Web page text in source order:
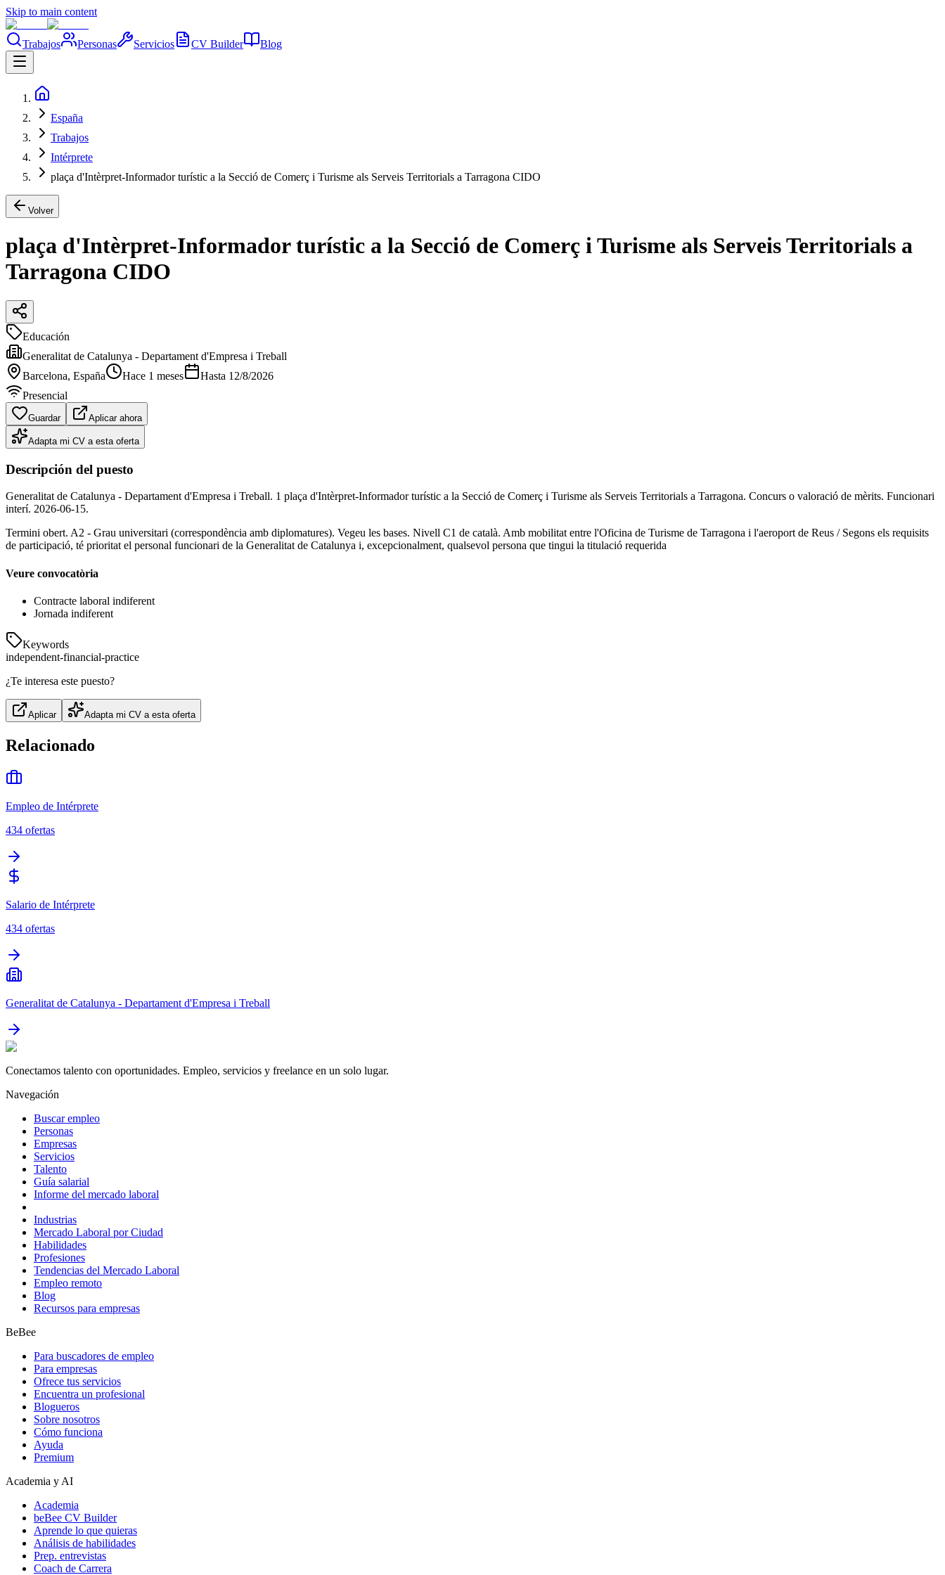
Skip to main content
Trabajos Personas Servicios CV Builder Blog
España
Trabajos
Intérprete
plaça d'Intèrpret-Informador turístic a la Secció de Comerç i Turisme als Serveis Territorials a Tarragona CIDO
Volver
plaça d'Intèrpret-Informador turístic a la Secció de Comerç i Turisme als Serveis Territorials a
Tarragona CIDO
Educación
Generalitat de Catalunya - Departament d'Empresa i Treball
Barcelona, España Hace 1 meses Hasta 12/8/2026
Presencial
Guardar Aplicar ahora
Adapta mi CV a esta oferta
Descripción del puesto
Generalitat de Catalunya - Departament d'Empresa i Treball. 1 plaça d'Intèrpret-Informador turístic a la Secció de Comerç i Turisme als Serveis Territorials a Tarragona. Concurs o valoració de mèrits. Funcionari
interí. 2026-06-15.
Termini obert. A2 - Grau universitari (correspondència amb diplomatures). Vegeu les bases. Nivell C1 de català. Amb mobilitat entre l'Oficina de Turisme de Tarragona i l'aeroport de Reus / Segons els requisits
de participació, té prioritat el personal funcionari de la Generalitat de Catalunya i, excepcionalment, qualsevol persona que tingui la titulació requerida
Veure convocatòria
Contracte laboral indiferent
Jornada indiferent
Keywords
independent-financial-practice
¿Te interesa este puesto?
Aplicar Adapta mi CV a esta oferta
Relacionado
Empleo de Intérprete
434 ofertas
Salario de Intérprete
434 ofertas
Generalitat de Catalunya - Departament d'Empresa i Treball
Conectamos talento con oportunidades. Empleo, servicios y freelance en un solo lugar.
Navegación
Buscar empleo
Personas
Empresas
Servicios
Talento
Guía salarial
Informe del mercado laboral
Industrias
Mercado Laboral por Ciudad
Habilidades
Profesiones
Tendencias del Mercado Laboral
Empleo remoto
Blog
Recursos para empresas
BeBee
Para buscadores de empleo
Para empresas
Ofrece tus servicios
Encuentra un profesional
Blogueros
Sobre nosotros
Cómo funciona
Ayuda
Premium
Academia y AI
Academia
beBee CV Builder
Aprende lo que quieras
Análisis de habilidades
Prep. entrevistas
Coach de Carrera